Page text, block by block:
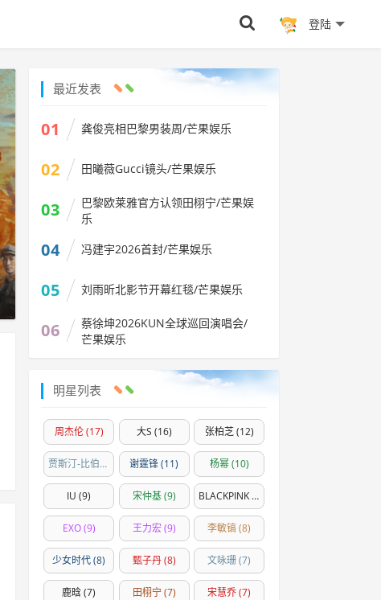
登陆
最近发表
01 龚俊亮相巴黎男装周/芒果娱乐
02 田曦薇Gucci镜头/芒果娱乐
03
巴黎欧莱雅官方认领田栩宁/芒果娱
乐
04 冯建宇2026首封/芒果娱乐
05 刘雨昕北影节开幕红毯/芒果娱乐
06
蔡徐坤2026KUN全球巡回演唱会/
芒果娱乐
明星列表
周杰伦(17) 大S (16) 张柏芝(12)
贾斯汀-比伯
(11) 谢霆锋(11) 杨幂(10)
IU (9) 宋仲基(9) BLACKPINK
EXO(9) 王力宏(9) 李敏镐(8)
少女时代(8) 甄子丹(8) 文咏珊(7)
鹿晗(7) 田栩宁(7) 宋慧乔(7)